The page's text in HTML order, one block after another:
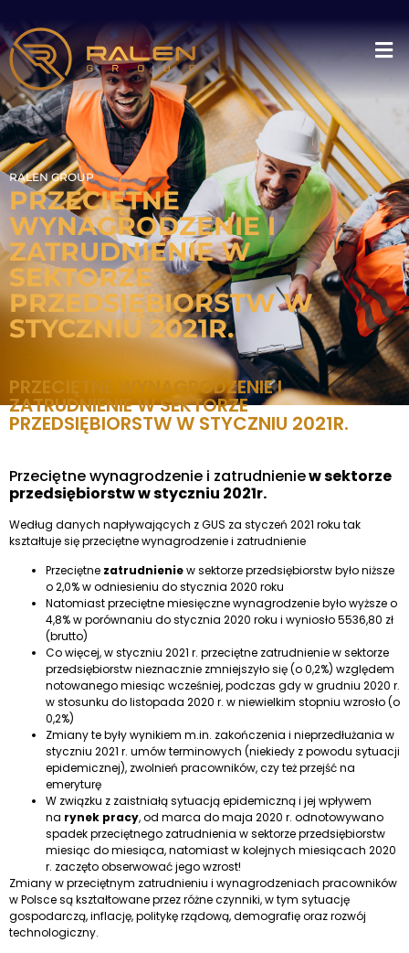
RALEN GROUP
PRZECIĘTNE
WYNAGRODZENIE I
ZATRUDNIENIE W
SEKTORZE
PRZEDSIĘBIORSTW W
STYCZNIU 2021R.
PRZECIĘTNE WYNAGRODZENIE I
ZATRUDNIENIE W SEKTORZE
PRZEDSIĘBIORSTW W STYCZNIU 2021R.
Przeciętne wynagrodzenie i zatrudnieniew sektorze
przedsiębiorstw w styczniu 2021r.
Według danych napływających z GUS za styczeń 2021 roku tak
kształtuje się przeciętne wynagrodzenie i zatrudnienie
Przeciętne zatrudnieniew sektorze przedsiębiorstw było niższe
o 2,0% w odniesieniu do stycznia 2020 roku
Natomiast przeciętne miesięczne wynagrodzenie było wyższe o
4,8% w porównaniu do stycznia 2020 roku i wyniosło 5536,80 zł
(brutto)
Co więcej, w styczniu 2021 r. przeciętne zatrudnienie w sektorze
przedsiębiorstw nieznacznie zmniejszyło się (o 0,2%) względem
notowanego miesiąc wcześniej, podczas gdy w grudniu 2020 r.
w stosunku do listopada 2020 r. w niewielkim stopniu wzrosło (o
0,2%)
Zmiany te były wynikiem m.in. zakończenia i nieprzedłużania w
styczniu 2021 r. umów terminowych (niekiedy z powodu sytuacji
epidemicznej), zwolnień pracowników, czy też przejść na
emeryturę
W związku z zaistniałą sytuacją epidemiczną i jej wpływem
na rynek pracy, od marca do maja 2020 r. odnotowywano
spadek przeciętnego zatrudnienia w sektorze przedsiębiorstw
miesiąc do miesiąca, natomiast w kolejnych miesiącach 2020
r. zaczęto obserwować jego wzrost!
Zmiany w przeciętnym zatrudnieniu i wynagrodzeniach pracowników
w Polsce są kształtowane przez różne czynniki, w tym sytuację
gospodarczą, inflację, politykę rządową, demografię oraz rozwój
technologiczny.